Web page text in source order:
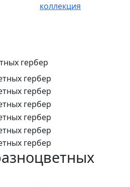
коллекция
гербер